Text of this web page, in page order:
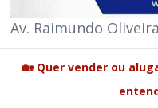
Av. Raimundo
🏡 Quer vender ou